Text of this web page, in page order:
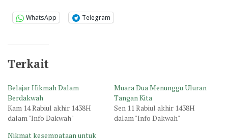
WhatsApp Telegram
Terkait
Belajar Hikmah Dalam
Berdakwah
Kam 14 Rabiul akhir 1438H
dalam "Info Dakwah"
Muara Dua Menunggu Uluran
Tangan Kita
Sen 11 Rabiul akhir 1438H
dalam "Info Dakwah"
Nikmat kesempataan untuk